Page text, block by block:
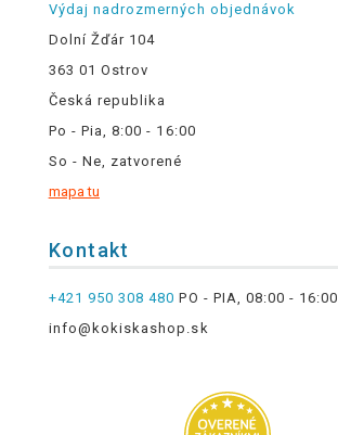
Výdaj nadrozmerných objednávok
Dolní Žďár 104
363 01 Ostrov
Česká republika
Po - Pia, 8:00 - 16:00
So - Ne, zatvorené
mapa tu
Kontakt
+421 950 308 480 PO - PIA, 08:00 - 16:00
info@kokiskashop.sk